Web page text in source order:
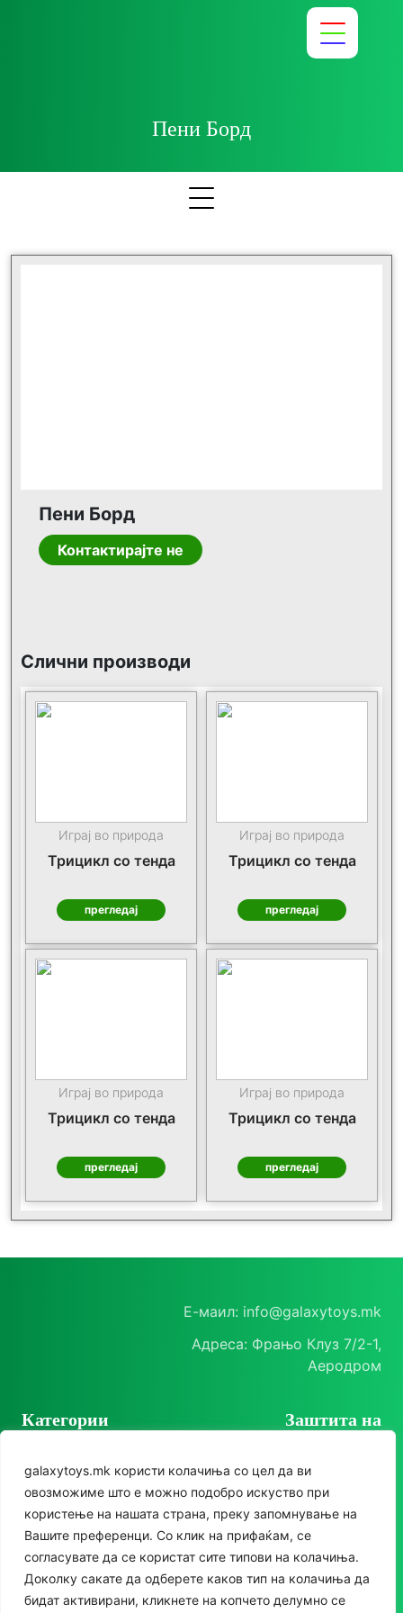
galaxytoys.mk користи колачиња со цел да ви
овозможиме што е можно подобро искуство при
користење на нашата страна, преку запомнување на
Вашите преференци. Со клик на прифаќам, се
согласувате да се користат сите типови на колачиња.
Доколку сакате да одберете каков тип на колачиња да
бидат активирани, кликнете на копчето делумно се
Пени Борд
Пени Борд
Контактирајте не
Слични производи
Играј во природа
Трицикл со тенда
прегледај
Играј во природа
Трицикл со тенда
прегледај
Играј во природа
Трицикл со тенда
прегледај
Играј во природа
Трицикл со тенда
прегледај
Е-маил: info@galaxytoys.mk
Адреса: Фрањо Клуз 7/2-1,
Аеродром
Категории
Сезонска опрема
Друштвени игри
За двор
Едукативни
Заштита на
Политика на
приватност
Политика за колачиња
Следете нè
Instagram
Facebook